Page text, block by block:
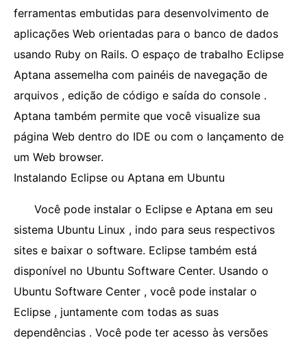
ferramentas embutidas para desenvolvimento de
aplicações Web orientadas para o banco de dados
usando Ruby on Rails. O espaço de trabalho Eclipse
Aptana assemelha com painéis de navegação de
arquivos , edição de código e saída do console .
Aptana também permite que você visualize sua
página Web dentro do IDE ou com o lançamento de
um Web browser.
Instalando Eclipse ou Aptana em Ubuntu
Você pode instalar o Eclipse e Aptana em seu
sistema Ubuntu Linux , indo para seus respectivos
sites e baixar o software. Eclipse também está
disponível no Ubuntu Software Center. Usando o
Ubuntu Software Center , você pode instalar o
Eclipse , juntamente com todas as suas
dependências . Você pode ter acesso às versões